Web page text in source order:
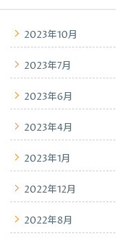
2023年10月
2023年7月
2023年6月
2023年4月
2023年1月
2022年12月
2022年8月